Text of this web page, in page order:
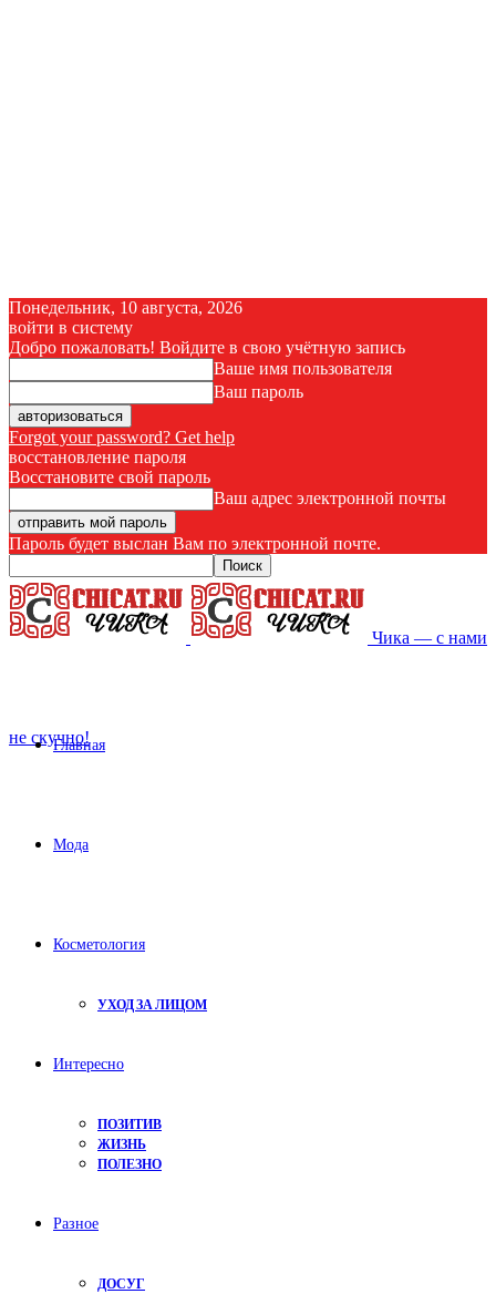
Понедельник, 10 августа, 2026
войти в систему
Добро пожаловать! Войдите в свою учётную запись
Ваше имя пользователя
Ваш пароль
Forgot your password? Get help
восстановление пароля
Восстановите свой пароль
Ваш адрес электронной почты
Пароль будет выслан Вам по электронной почте.
Чика — с нами
не скучно!
Главная
Мода
Косметология
УХОД ЗА ЛИЦОМ
Интересно
ПОЗИТИВ
ЖИЗНЬ
ПОЛЕЗНО
Разное
ДОСУГ